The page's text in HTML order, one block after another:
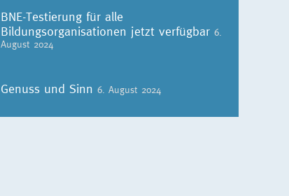
BNE-Testierung für alle
Bildungsorganisationen jetzt verfügbar 6.
August 2024
Genuss und Sinn 6. August 2024